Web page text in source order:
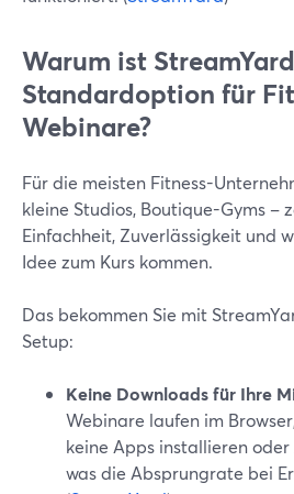
Warum ist
Standardoption für
Webinare?
Für die meisten Fitness-
kleine Studios, Boutique-Gyms –
Einfachheit, Zuverlässigkeit und
Idee zum Kurs kommen.
Das bekommen Sie mit
Setup:
Keine Downloads für Ihre
Webinare laufen im
keine Apps installieren
was die Absprungrate bei